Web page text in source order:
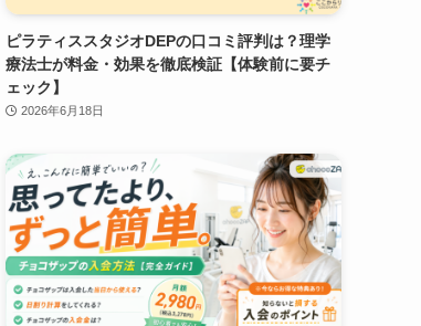
ピラティススタジオDEPの口コミ評判は？理学
療法士が料金・効果を徹底検証【体験前に要チ
ェック】
2026年6月18日